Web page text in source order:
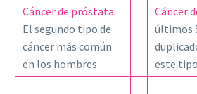
Cáncer de próstata
El segundo tipo de
cáncer más común
en los hombres.
Cáncer
últimos
este